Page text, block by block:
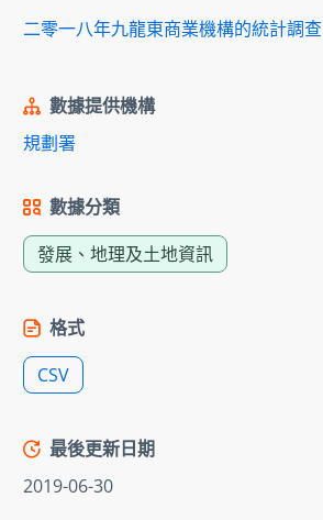
二零一八年九龍東商業機構的統計調查
數據提供機構
規劃署
數據分類
發展、地理及土地資訊
格式
CSV
最後更新日期
2019-06-30